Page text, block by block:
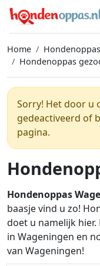
Home
Hondenoppas
Sorry! Het door u
gedeactiveerd of
pagina.
Hondenoppas
baasje vind u zo!
doet u namelijk hier.
in Wageningen en
van Wageningen!